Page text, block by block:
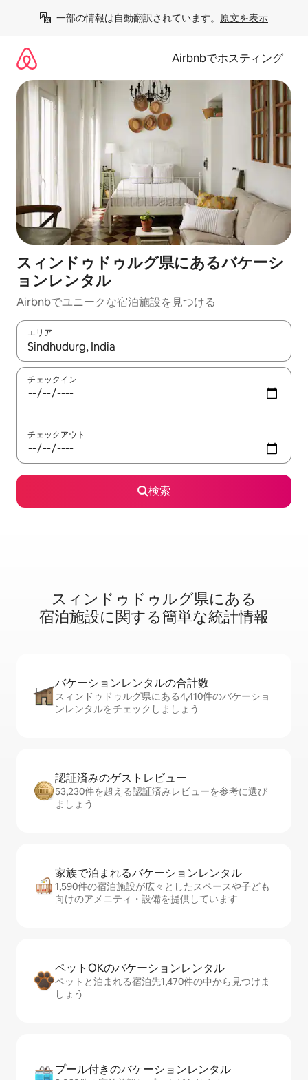
一部の情報は自動翻訳されています。 原文を表示
Airbnbでホスティング
スィンドゥドゥルグ県にあるバケーシ
ョンレンタル
Airbnbでユニークな宿泊施設を見つける
エリア
検索結果が表示されたら、上下の矢印キーを使って移動するか
チェックイン
チェックアウト
検索
スィンドゥドゥルグ県に⁠あ⁠る
宿⁠泊⁠施⁠設⁠に関⁠す⁠る簡⁠単⁠な統⁠計⁠情⁠報
バケーションレ⁠ン⁠タ⁠ル⁠の合⁠計⁠数
スィンドゥドゥルグ県にある4,410件のバケーショ
ンレンタルをチェックしましょう
認証済みのゲ⁠ス⁠ト⁠レ⁠ビ⁠ュ⁠ー
53,230件を超える認証済みレビューを参考に選び
ましょう
家族で泊まれるバ⁠ケ⁠ー⁠シ⁠ョ⁠ンレ⁠ン⁠タ⁠ル
1,590件の宿泊施設が広々としたスペースや子ども
向けのアメニティ・設備を提供しています
ペットOKのバ⁠ケ⁠ー⁠シ⁠ョ⁠ンレ⁠ン⁠タ⁠ル
ペットと泊まれる宿泊先1,470件の中から見つけま
しょう
プール付きのバ⁠ケ⁠ー⁠シ⁠ョ⁠ンレ⁠ン⁠タ⁠ル